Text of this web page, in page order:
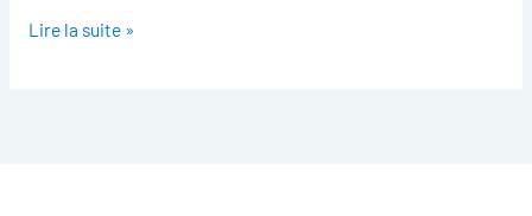
Lire la suite »